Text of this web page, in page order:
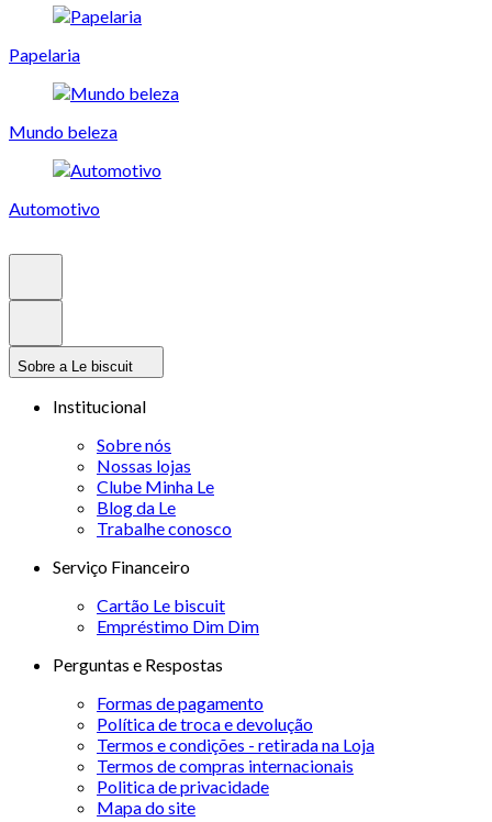
Papelaria
Mundo beleza
Automotivo
Sobre a Le biscuit
Institucional
Sobre nós
Nossas lojas
Clube Minha Le
Blog da Le
Trabalhe conosco
Serviço Financeiro
Cartão Le biscuit
Empréstimo Dim Dim
Perguntas e Respostas
Formas de pagamento
Política de troca e devolução
Termos e condições - retirada na Loja
Termos de compras internacionais
Politica de privacidade
Mapa do site